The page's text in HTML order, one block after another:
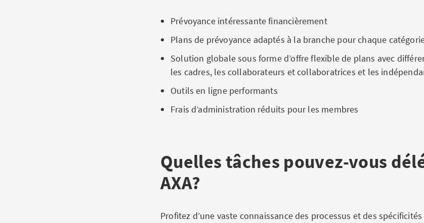
Prévoyance intéressante financièrement
Plans de prévoyance adaptés à la branche pour chaque
Solution globale sous forme d’offre flexible de plans avec
les cadres, les collaborateurs et collaboratrices et les
Outils en ligne performants
Frais d’administration réduits pour les membres
Quelles tâches pouvez-vous
AXA?
Profitez d’une vaste connaissance des processus et des